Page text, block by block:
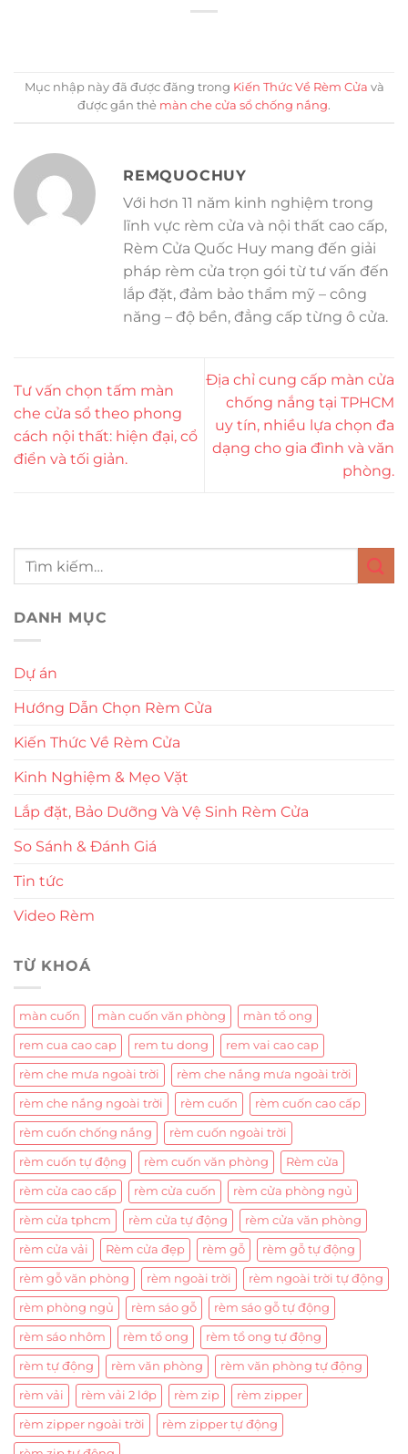
Mục nhập này đã được đăng trong Kiến Thức Về Rèm Cửa và
được gắn thẻ màn che cửa sổ chống nắng.
REMQUOCHUY
Với hơn 11 năm kinh nghiệm trong
lĩnh vực rèm cửa và nội thất cao cấp,
Rèm Cửa Quốc Huy mang đến giải
pháp rèm cửa trọn gói từ tư vấn đến
lắp đặt, đảm bảo thẩm mỹ – công
năng – độ bền, đẳng cấp từng ô cửa.
Tư vấn chọn tấm màn
che cửa sổ theo phong
cách nội thất: hiện đại, cổ
điển và tối giản.
Địa chỉ cung cấp màn cửa
chống nắng tại TPHCM
uy tín, nhiều lựa chọn đa
dạng cho gia đình và văn
phòng.
DANH MỤC
Dự án
Hướng Dẫn Chọn Rèm Cửa
Kiến Thức Về Rèm Cửa
Kinh Nghiệm & Mẹo Vặt
Lắp đặt, Bảo Dưỡng Và Vệ Sinh Rèm Cửa
So Sánh & Đánh Giá
Tin tức
Video Rèm
TỪ KHOÁ
màn cuốn màn cuốn văn phòng màn tổ ong
rem cua cao cap rem tu dong rem vai cao cap
rèm che mưa ngoài trời rèm che nắng mưa ngoài trời
rèm che nắng ngoài trời rèm cuốn rèm cuốn cao cấp
rèm cuốn chống nắng rèm cuốn ngoài trời
rèm cuốn tự động rèm cuốn văn phòng Rèm cửa
rèm cửa cao cấp rèm cửa cuốn rèm cửa phòng ngủ
rèm cửa tphcm rèm cửa tự động rèm cửa văn phòng
rèm cửa vải Rèm cửa đẹp rèm gỗ rèm gỗ tự động
rèm gỗ văn phòng rèm ngoài trời rèm ngoài trời tự động
rèm phòng ngủ rèm sáo gỗ rèm sáo gỗ tự động
rèm sáo nhôm rèm tổ ong rèm tổ ong tự động
rèm tự động rèm văn phòng rèm văn phòng tự động
rèm vải rèm vải 2 lớp rèm zip rèm zipper
rèm zipper ngoài trời rèm zipper tự động